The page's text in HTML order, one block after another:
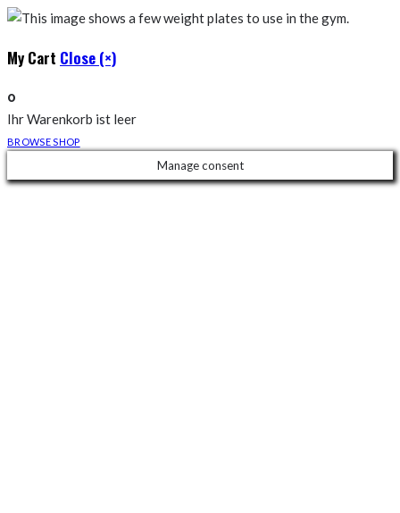
My Cart Close (×)
0
Ihr Warenkorb ist leer
BROWSE SHOP
Manage consent